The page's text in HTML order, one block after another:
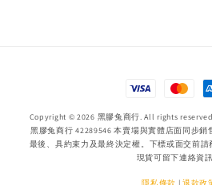
Copyright © 2026 黑膠兔商行. All rights
黑膠兔商行 42289546 本賣場與實體店面同步
最後、具約束力及最終決定權。下標或面交前
現貨可留下連絡資訊